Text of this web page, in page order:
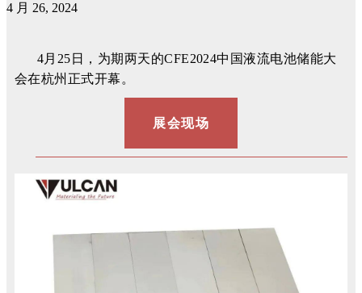
4 月 26, 2024
4月25日，为期两天的CFE2024中国液流电池储能大
会在杭州正式开幕。
展会现场